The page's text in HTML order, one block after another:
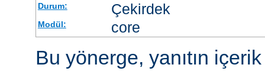
Durum: Çekirdek
Modül: core
Bu yönerge, yanıtın